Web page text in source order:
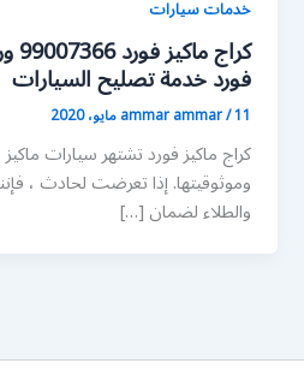
خدمات سيارات
فورد خدمة تصليح السيارات
ammar ammar/11 مايو، 2020
كراج ماكيز فورد تشتهر سيارات
وموثوقيتها. إذا تعرضت لحادث ،
والطلاء لضمان […]